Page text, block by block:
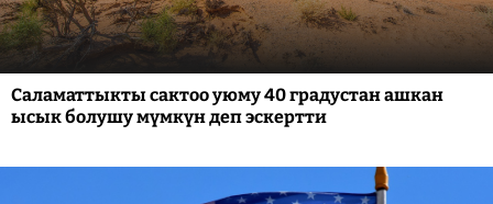
Саламаттыкты сактоо уюму 40 градустан ашкан
ысык болушу мүмкүн деп эскертти